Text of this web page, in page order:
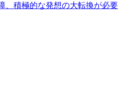
、積極的な発想の大転換が必要